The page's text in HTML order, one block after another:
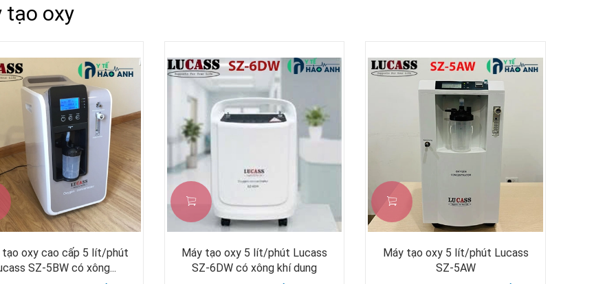
tạo oxy
tạo oxy cao cấp 5 lít/phút
SZ-5BW có xông...
Máy tạo oxy 5 lít/phút Lucass
SZ-6DW có xông khí dung
Máy tạo oxy 5 lít/phút Lucass
SZ-5AW